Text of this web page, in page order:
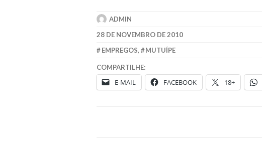
ADMIN
28 DE NOVEMBRO DE 2010
EMPREGOS, MUTUÍPE
COMPARTILHE:
E-MAIL FACEBOOK 18+